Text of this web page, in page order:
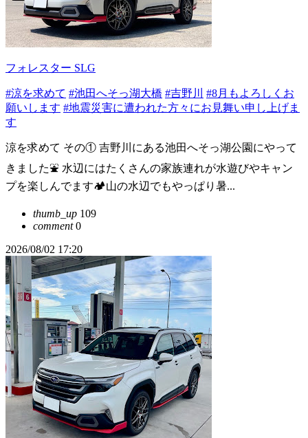
フォレスター SLG
#涼を求めて #池田へそっ湖大橋 #吉野川
#8月もよろしくお
願いします #地震災害に遭われた方々にお見舞い申し上げま
す
涼を求めて その① 吉野川にある池田へそっ湖公園にやって
きました⛲️ 水辺にはたくさんの家族連れが水遊びやキャン
プを楽しんでます🏕️山の水辺でもやっぱり暑...
thumb_up 109
comment0
2026/08/02 17:20